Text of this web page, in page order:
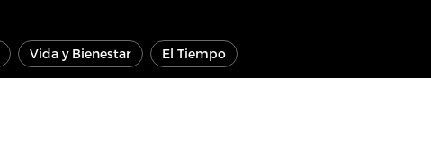
Vida y Bienestar El Tiempo